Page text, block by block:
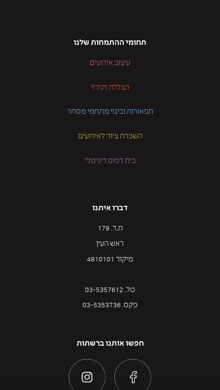
תחומי ההתמחות שלנו
עיצוב אירועים
הצללה וקירוי
תפאורות ובינוי מתחמי מסחר
השכרת ציוד לאירועים
בית דפוס דיגיטלי
דברו איתנו
ת.ד. 179
ראש העין
מיקוד 4810101
טל. 03-5357612
פקס. 03-5353736
חפשו אותנו ברשתות